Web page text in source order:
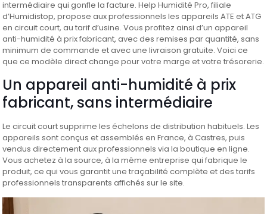
intermédiaire qui gonfle la facture. Help Humidité Pro, filiale
d’Humidistop, propose aux professionnels les appareils ATE et ATG
en circuit court, au tarif d’usine. Vous profitez ainsi d’un appareil
anti-humidité à prix fabricant, avec des remises par quantité, sans
minimum de commande et avec une livraison gratuite. Voici ce
que ce modèle direct change pour votre marge et votre trésorerie.
Un appareil anti-humidité à prix
fabricant, sans intermédiaire
Le circuit court supprime les échelons de distribution habituels. Les
appareils sont conçus et assemblés en France, à Castres, puis
vendus directement aux professionnels via la boutique en ligne.
Vous achetez à la source, à la même entreprise qui fabrique le
produit, ce qui vous garantit une traçabilité complète et des tarifs
professionnels transparents affichés sur le site.